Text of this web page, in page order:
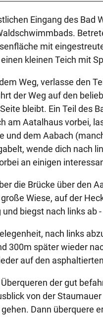
Eingang des Bad
mit
kleinen Teich mit
Weg, verlasse den
der Weg auf den
bleibt. Ein Teil des
am Aatalhaus vorbei,
und dem Aabach
wende dich nach
an einigen
die Brücke über den
Wiese, auf der
biegst nach links ab
nach links
300m später wieder
auf den
der gut
von der
Dann überquere